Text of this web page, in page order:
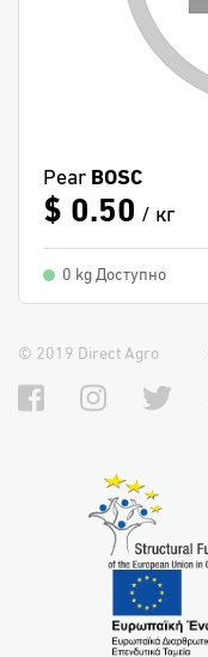
Pear BOSC
$ 0.50 / кг
0 kg Доступно
© 2019 Direct Agro